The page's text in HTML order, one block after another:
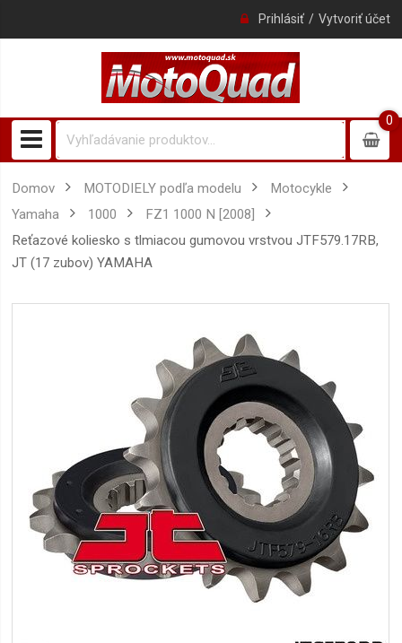
Prihlásiť Vytvoriť účet
0
0item
Domov MOTODIELY podľa modelu
Motocykle
Yamaha
1000
FZ1 1000 N [2008]
reťazové koliesko s tlmiacou gumovou vrstvou JTF579.17RB,
JT (17 zubov) YAMAHA